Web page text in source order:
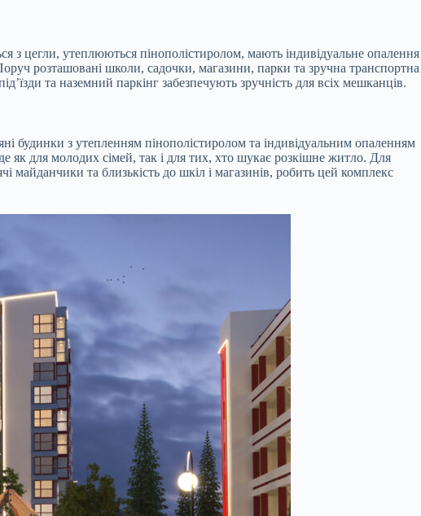
утеплюються пінополістиролом, мають індивідуальне опалення
розташовані школи, садочки, магазини, парки та зручна транспортна
та наземний паркінг забезпечують зручність для всіх мешканців.
з утепленням пінополістиролом та індивідуальним опаленням
як для молодих сімей, так і для тих, хто шукає розкішне житло. Для
майданчики та близькість до шкіл і магазинів, робить цей комплекс